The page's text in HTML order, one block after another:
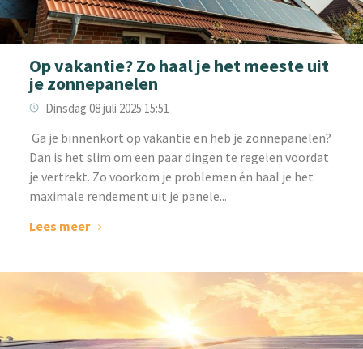
Op vakantie? Zo haal je het meeste uit
je zonnepanelen
Dinsdag 08 juli 2025 15:51
‌ Ga je binnenkort op vakantie en heb je zonnepanelen?
Dan is het slim om een paar dingen te regelen voordat
je vertrekt. Zo voorkom je problemen én haal je het
maximale rendement uit je panele...
Lees meer